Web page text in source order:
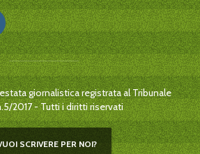
giornalistica registrata al Tribunale
2017 - Tutti i diritti riservati
SCRIVERE PER NOI?